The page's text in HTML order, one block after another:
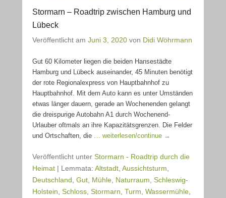
Stormarn – Roadtrip zwischen Hamburg und
Lübeck
Veröffentlicht am Juni 3, 2020 von Didi Wöhrmann
Gut 60 Kilometer liegen die beiden Hansestädte
Hamburg und Lübeck auseinander, 45 Minuten benötigt
der rote Regionalexpress von Hauptbahnhof zu
Hauptbahnhof. Mit dem Auto kann es unter Umständen
etwas länger dauern, gerade an Wochenenden gelangt
die dreispurige Autobahn A1 durch Wochenend-
Urlauber oftmals an ihre Kapazitätsgrenzen. Die Felder
und Ortschaften, die
… weiterlesen/continue →
Veröffentlicht unter Stormarn - Roadtrip durch die
Heimat | Lemmata: Altstadt Aussichtsturm
Deutschland Gut Mühle Naturraum Schleswig-
Holstein Schloss Stormarn Turm Wassermühle